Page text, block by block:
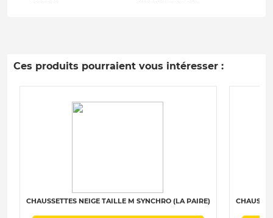
Ces produits pourraient vous intéresser :
CHAUSSETTES NEIGE TAILLE M SYNCHRO (LA PAIRE)